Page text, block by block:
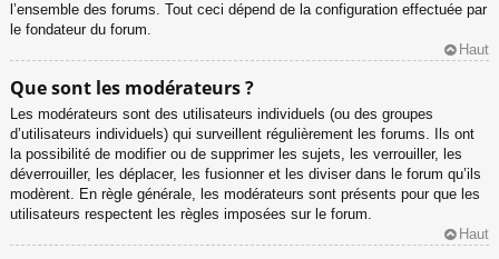
l’ensemble des forums. Tout ceci dépend de la configuration effectuée par
le fondateur du forum.
Haut
Que sont les modérateurs ?
Les modérateurs sont des utilisateurs individuels (ou des groupes
d’utilisateurs individuels) qui surveillent régulièrement les forums. Ils ont
la possibilité de modifier ou de supprimer les sujets, les verrouiller, les
déverrouiller, les déplacer, les fusionner et les diviser dans le forum qu’ils
modèrent. En règle générale, les modérateurs sont présents pour que les
utilisateurs respectent les règles imposées sur le forum.
Haut